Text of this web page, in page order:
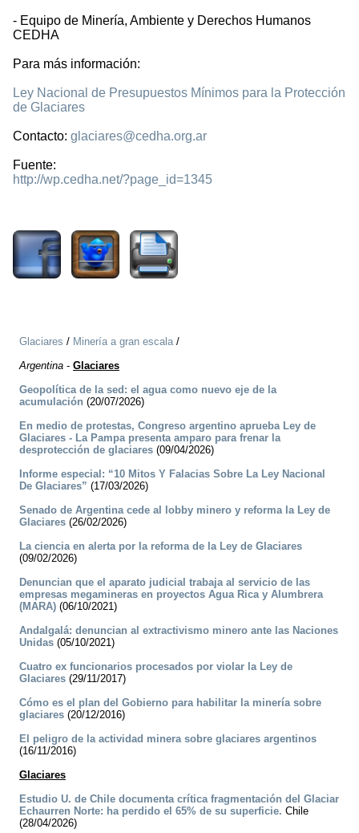
- Equipo de Minería, Ambiente y Derechos Humanos
CEDHA
Para más información:
Ley Nacional de Presupuestos Mínimos para la Protección
de Glaciares
Contacto: glaciares@cedha.org.ar
Fuente:
http://wp.cedha.net/?page_id=1345
Glaciares / Minería a gran escala/
Argentina - Glaciares
Geopolítica de la sed: el agua como nuevo eje de la
acumulación (20/07/2026)
En medio de protestas, Congreso argentino aprueba Ley de
Glaciares - La Pampa presenta amparo para frenar la
desprotección de glaciares (09/04/2026)
Informe especial: “10 Mitos Y Falacias Sobre La Ley Nacional
De Glaciares” (17/03/2026)
Senado de Argentina cede al lobby minero y reforma la Ley de
Glaciares (26/02/2026)
La ciencia en alerta por la reforma de la Ley de Glaciares
(09/02/2026)
Denuncian que el aparato judicial trabaja al servicio de las
empresas megamineras en proyectos Agua Rica y Alumbrera
(MARA) (06/10/2021)
Andalgalá: denuncian al extractivismo minero ante las Naciones
Unidas (05/10/2021)
Cuatro ex funcionarios procesados por violar la Ley de
Glaciares (29/11/2017)
Cómo es el plan del Gobierno para habilitar la minería sobre
glaciares (20/12/2016)
El peligro de la actividad minera sobre glaciares argentinos
(16/11/2016)
Glaciares
Estudio U. de Chile documenta crítica fragmentación del Glaciar
Echaurren Norte: ha perdido el 65% de su superficie. Chile
(28/04/2026)